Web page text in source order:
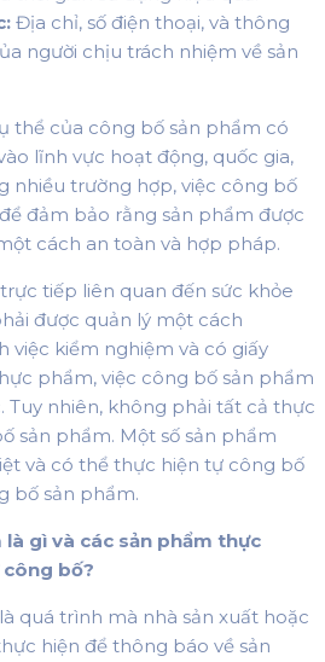
Địa chỉ, số điện thoại, và thông
người chịu trách nhiệm về sản
thể của công bố sản phẩm có
lĩnh vực hoạt động, quốc gia,
nhiều trường hợp, việc công bố
đảm bảo rằng sản phẩm được
cách an toàn và hợp pháp.
tiếp liên quan đến sức khỏe
được quản lý một cách
việc kiểm nghiệm và có giấy
phẩm, việc công bố sản phẩm
Tuy nhiên, không phải tất cả thực
sản phẩm. Một số sản phẩm
và có thể thực hiện tự công bố
bố sản phẩm.
gì và các sản phẩm thực
bố?
quá trình mà nhà sản xuất hoặc
hiện để thông báo về sản